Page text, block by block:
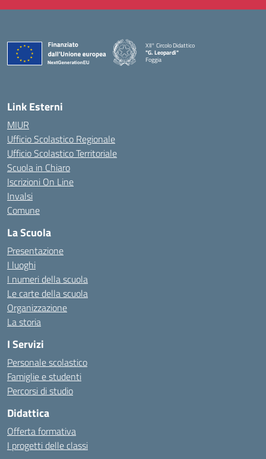
XII° Circolo Didattico
"G. Leopardi"
Foggia
— Visita la pagina iniziale della scuola
Link Esterni
MIUR
Ufficio Scolastico Regionale
Ufficio Scolastico Territoriale
Scuola in Chiaro
Iscrizioni On Line
Invalsi
Comune
La Scuola
Presentazione
I luoghi
I numeri della scuola
Le carte della scuola
Organizzazione
La storia
I Servizi
Personale scolastico
Famiglie e studenti
Percorsi di studio
Didattica
Offerta formativa
I progetti delle classi